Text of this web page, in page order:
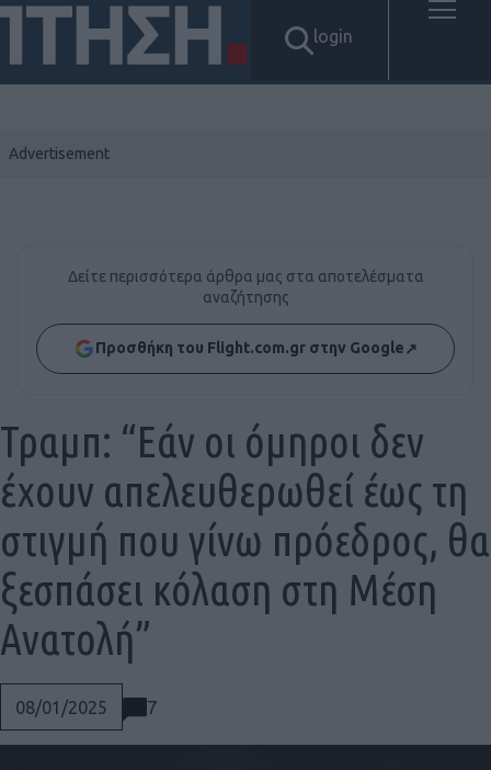
login
Δείτε περισσότερα άρθρα μας στα αποτελέσματα
αναζήτησης
Προσθήκη του Flight.com.gr στην Google↗
08/01/2025 7
Τραμπ: “Εάν οι όμηροι δεν
έχουν απελευθερωθεί έως τη
στιγμή που γίνω πρόεδρος, θα
ξεσπάσει κόλαση στη Μέση
Ανατολή”